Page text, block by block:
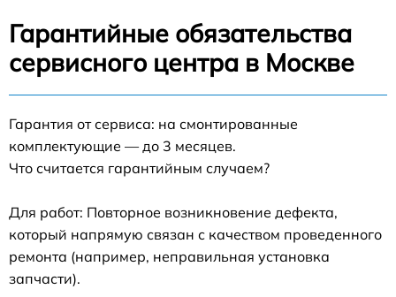
Гарантийные обязательства
сервисного центра в Москве
Гарантия от сервиса: на смонтированные
комплектующие — до 3 месяцев.
Что считается гарантийным случаем?
Для работ: Повторное возникновение дефекта,
который напрямую связан с качеством проведенного
ремонта (например, неправильная установка
запчасти).